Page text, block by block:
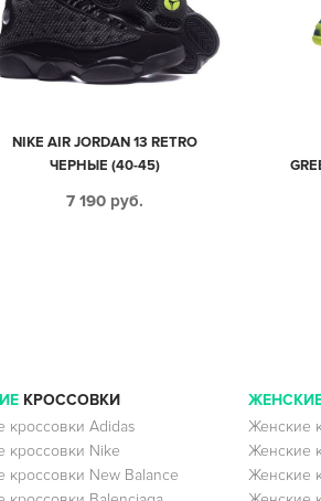
NIKE AIR JORDAN 13 RETRO
ЧЕРНЫЕ (40-45)
7 190 руб.
КРОССОВКИ
кроссовки Adidas
кроссовки Nike
кроссовки New Balance
Женские
Женские
Женские